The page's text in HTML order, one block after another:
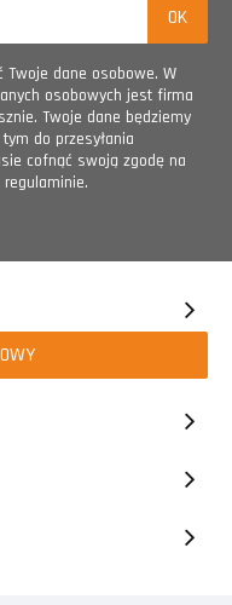
Twoje dane osobowe. W
osobowych jest firma
Twoje dane będziemy
do przesyłania
cofnąć swoją zgodę na